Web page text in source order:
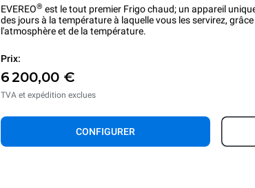
EVEREO® est le tout premier Frigo chaud; un appareil
des jours à la température à laquelle vous les servirez,
l'atmosphère et de la température.
Prix:
6 200,00 €
TVA et expédition exclues
CONFIGURER